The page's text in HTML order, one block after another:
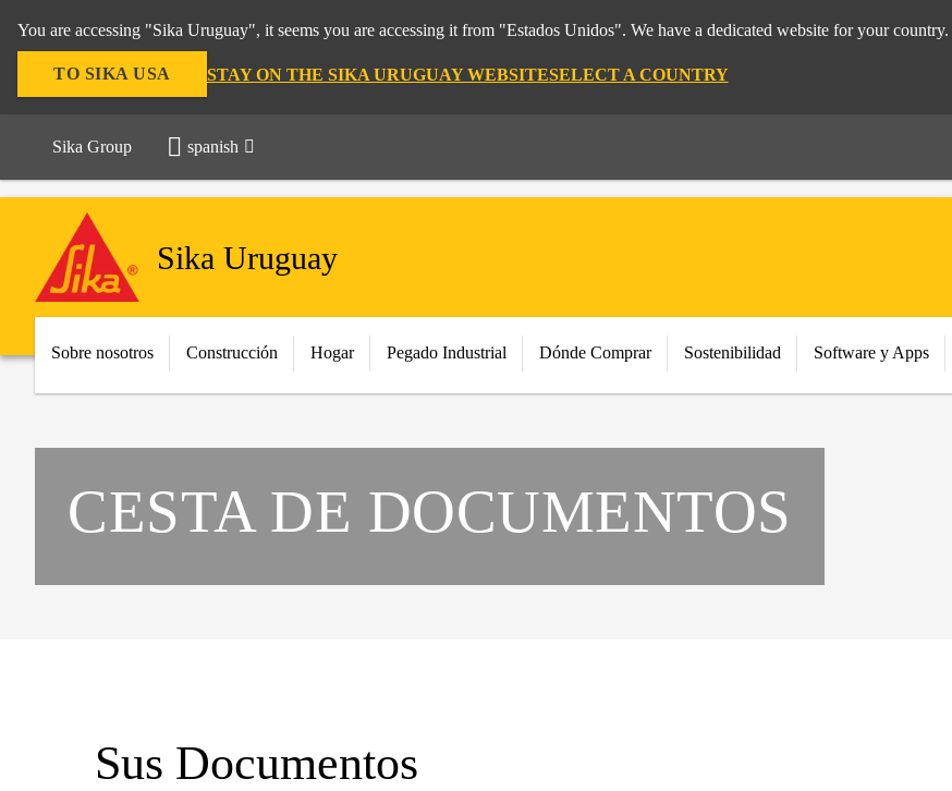
You are accessing "Sika Uruguay", it seems you are accessing it from "Estados Unidos". We have a dedicated website for your country.
TO SIKA USA STAY ON THE SIKA URUGUAY WEBSITESELECT A COUNTRY
Sika Group spanish
Sika Uruguay
Sobre nosotros Construcción Hogar Pegado Industrial Dónde Comprar Sostenibilidad Software y Apps
CESTA DE DOCUMENTOS
Sus Documentos